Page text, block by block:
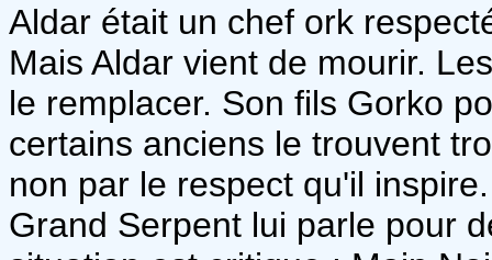
Aldar était un chef ork
Mais Aldar vient de mourir.
le remplacer. Son fils Gorko
certains anciens le trouvent
non par le respect qu'il
Grand Serpent lui parle pour